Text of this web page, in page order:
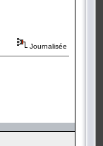
Journalisée